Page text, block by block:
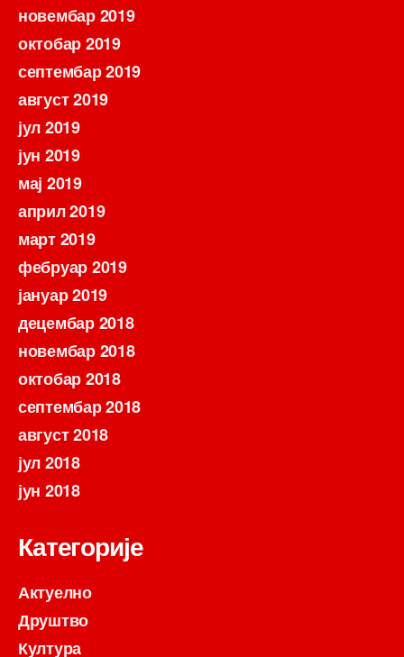
новембар 2019
октобар 2019
септембар 2019
август 2019
јул 2019
јун 2019
мај 2019
април 2019
март 2019
фебруар 2019
јануар 2019
децембар 2018
новембар 2018
октобар 2018
септембар 2018
август 2018
јул 2018
јун 2018
Категорије
Актуелно
Друштво
Култура